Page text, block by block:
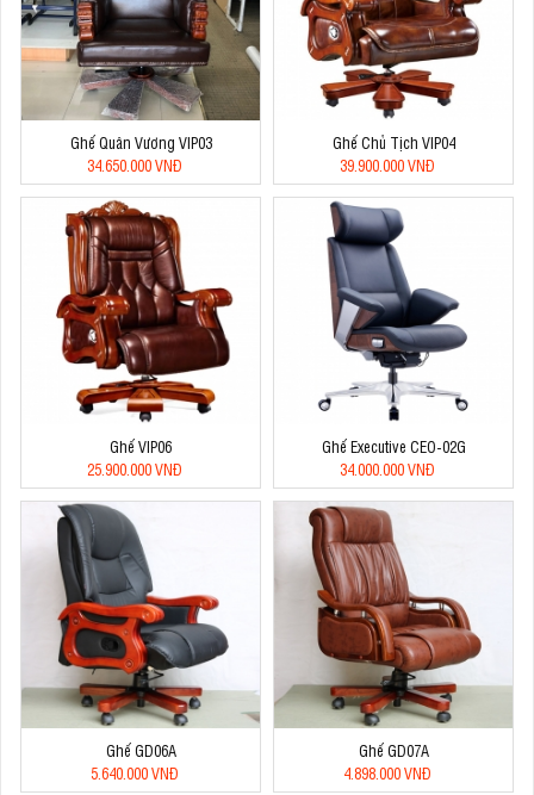
Ghế Quân Vương VIP03
34.650.000 VNĐ
Ghế Chủ Tịch VIP04
39.900.000 VNĐ
Ghế VIP06
25.900.000 VNĐ
Ghế Executive CEO-02G
34.000.000 VNĐ
Ghế GD06A
5.640.000 VNĐ
Ghế GD07A
4.898.000 VNĐ